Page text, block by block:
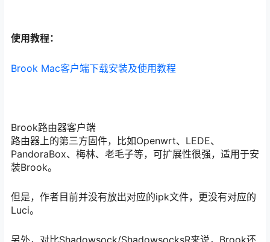
使用教程：
Brook Mac客户端下载安装及使用教程
Brook路由器客户端
路由器上的第三方固件，比如Openwrt、LEDE、
PandoraBox、梅林、老毛子等，可扩展性很强，适用于安
装Brook。
但是，作者目前并没有放出对应的ipk文件，更没有对应的
Luci。